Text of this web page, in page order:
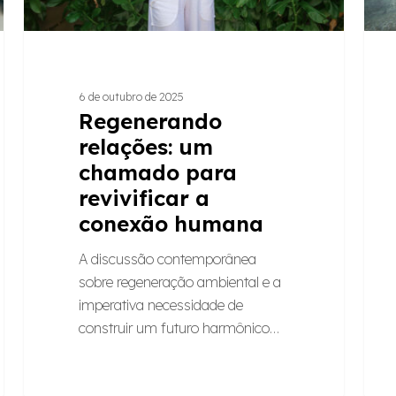
humana
6 de outubro de 2025
Regenerando
relações: um
chamado para
revivificar a
conexão humana
A discussão contemporânea
sobre regeneração ambiental e a
imperativa necessidade de
construir um futuro harmônico…